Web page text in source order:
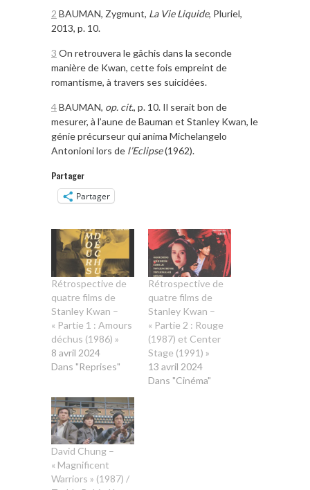
2 BAUMAN, Zygmunt, La Vie Liquide, Pluriel,
2013, p. 10.
3 On retrouvera le gâchis dans la seconde
manière de Kwan, cette fois empreint de
romantisme, à travers ses suicidées.
4BAUMAN, op. cit., p. 10. Il serait bon de
mesurer, à l’aune de Bauman et Stanley Kwan, le
génie précurseur qui anima Michelangelo
Antonioni lors de l’Eclipse(1962).
Partager
Partager
Rétrospective de
quatre films de
Stanley Kwan –
« Partie 1 : Amours
déchus (1986) »
8 avril 2024
Dans "Reprises"
Rétrospective de
quatre films de
Stanley Kwan –
« Partie 2 : Rouge
(1987) et Center
Stage (1991) »
13 avril 2024
Dans "Cinéma"
David Chung –
« Magnificent
Warriors » (1987) /